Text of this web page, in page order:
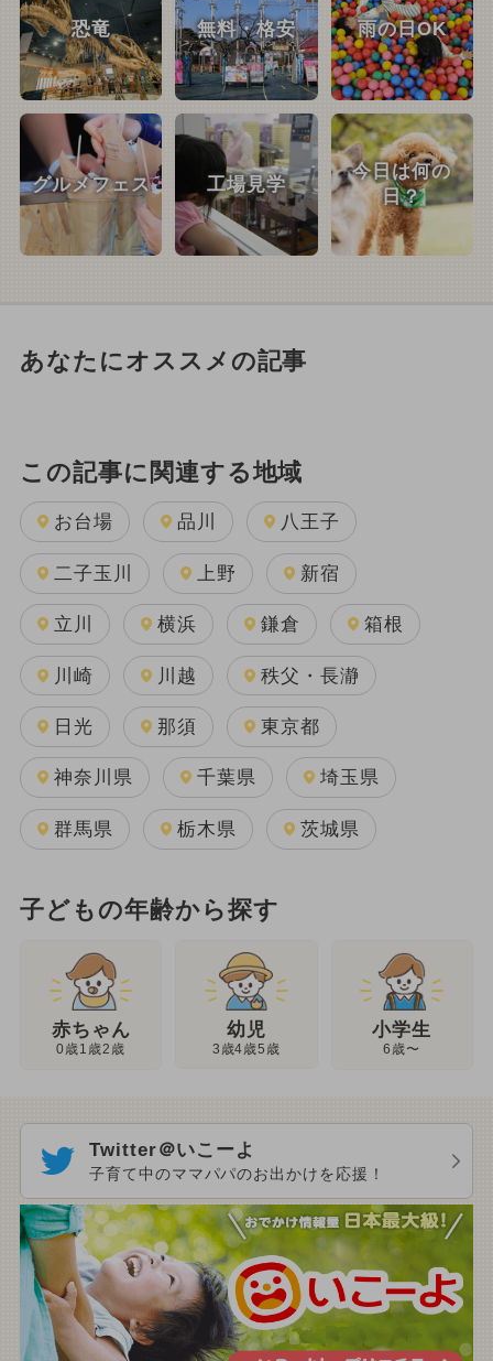
恐竜 無料・格安 雨の日OK
グルメフェス 工場見学
今日は何の
日？
あなたにオススメの記事
この記事に関連する地域
お台場 品川 八王子
二子玉川 上野 新宿
立川 横浜 鎌倉 箱根
川崎 川越 秩父・長瀞
日光 那須 東京都
神奈川県 千葉県 埼玉県
群馬県 栃木県 茨城県
子どもの年齢から探す
赤ちゃん
0歳1歳2歳
幼児
3歳4歳5歳
小学生
6歳〜
Twitter＠いこーよ
子育て中のママパパのお出かけを応援！